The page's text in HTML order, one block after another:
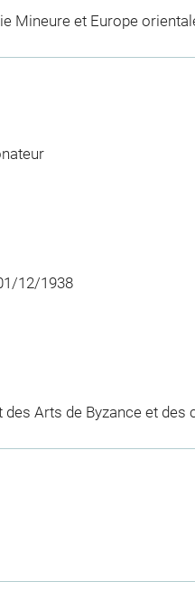
Mineure et Europe
12/1938
Arts de Byzance et des